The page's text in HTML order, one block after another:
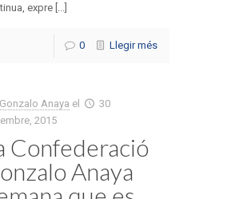
expre [...]
0 Llegir més
Gonzalo Anaya el
30
2015
Confederació
Anaya